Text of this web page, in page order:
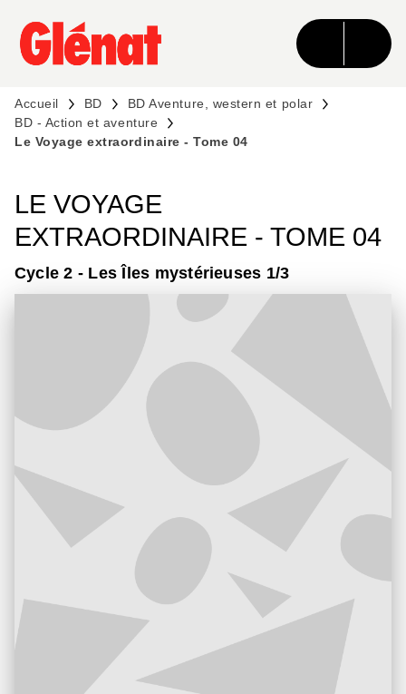
MENU RECHERCHE CONTENU
PIED DE PAGE
Accueil BD
BD Aventure, western et polar
BD - Action et aventure
Le Voyage extraordinaire - Tome 04
LE VOYAGE
EXTRAORDINAIRE - TOME 04
Cycle 2 - Les Îles mystérieuses 1/3